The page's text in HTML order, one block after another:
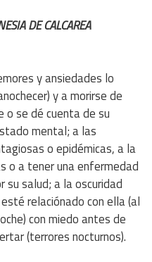
DE CALCAREA
y ansiedades lo
y a morirse de
o se dé cuenta de su
mental; a las
o epidémicas, a la
o a tener una enfermedad
su salud; a la oscuridad
relaciónado con ella (al
con miedo antes de
(terrores nocturnos).